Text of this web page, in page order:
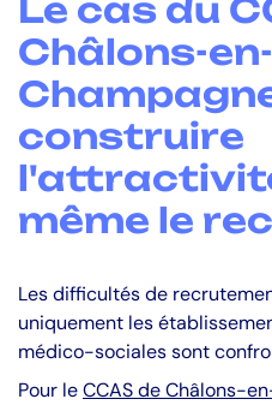
Le cas du
Châlons-en-
construire
même le
Les difficultés de
uniquement les
médico-sociales sont
Pour leCCAS de Châlons-